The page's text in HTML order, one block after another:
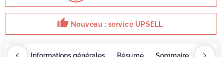
thumb_up Nouveau : service UPSELL